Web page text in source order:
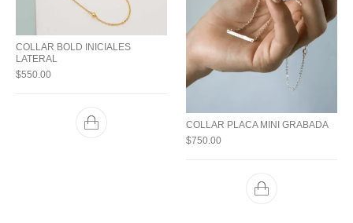
COLLAR BOLD INICIALES
LATERAL
$550.00
COLLAR PLACA MINI GRABADA
$750.00